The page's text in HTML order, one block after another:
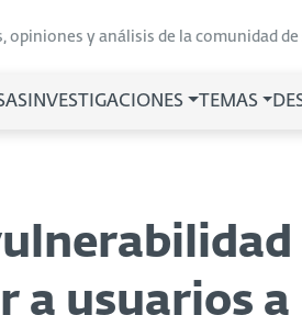
opiniones y análisis de la comunidad de
INVESTIGACIONES TEMAS
a usuarios a